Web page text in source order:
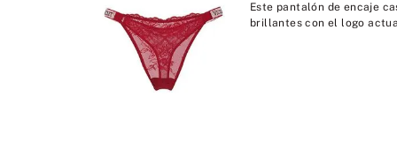
Este pantalón de encaje
brillantes con el logo